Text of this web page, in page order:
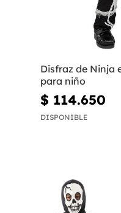
Disfraz de Ninja
para niño
$ 114.650
DISPONIBLE